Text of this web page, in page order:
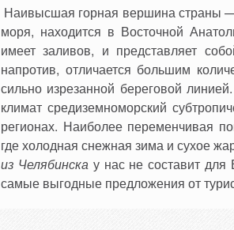
Наивысшая горная вершина страны
моря, находится в Восточной
имеет заливов, и представляет
напротив, отличается большим
сильно изрезанной береговой
климат средиземноморский
регионах. Наиболее переменчивая
где холодная снежная зима и сухое
из Челябинскау нас не составит для
самые выгодные предложения от